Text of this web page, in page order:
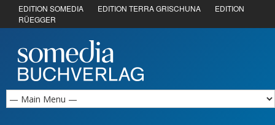
EDITION SOMEDIA EDITION TERRA GRISCHUNA
EDITION
RÜEGGER